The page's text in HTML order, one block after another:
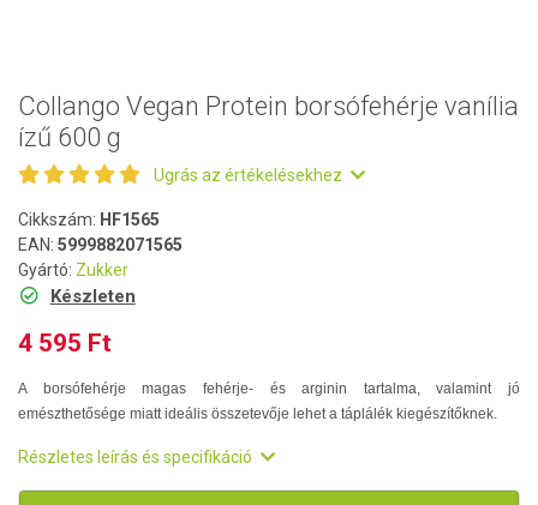
Collango Vegan Protein borsófehérje vanília
ízű 600 g
Ugrás az értékelésekhez
Cikkszám: HF1565
EAN: 5999882071565
Gyártó: Zukker
Készleten
4 595 Ft
A borsófehérje magas fehérje- és arginin tartalma, valamint jó
emészthetősége miatt ideális összetevője lehet a táplálék kiegészítőknek.
Részletes leírás és specifikáció